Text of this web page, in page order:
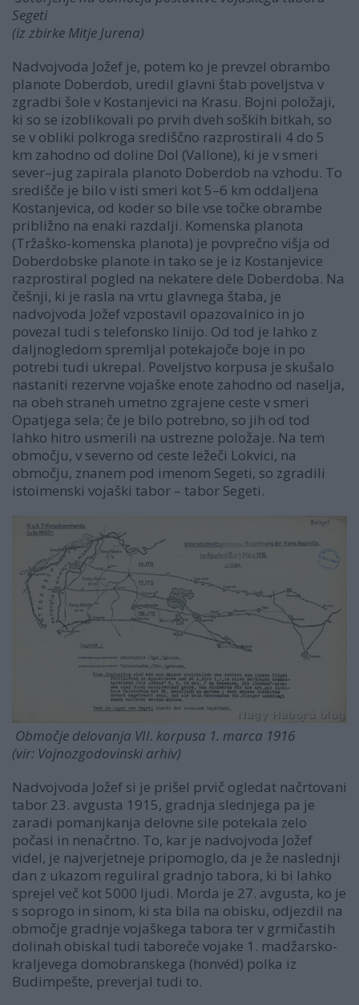
Segeti
(iz zbirke Mitje Jurena)
Nadvojvoda Jožef je, potem ko je prevzel obrambo
planote Doberdob, uredil glavni štab poveljstva v
zgradbi šole v Kostanjevici na Krasu. Bojni položaji,
ki so se izoblikovali po prvih dveh soških bitkah, so
se v obliki polkroga središčno razprostirali 4 do 5
km zahodno od doline Dol (Vallone), ki je v smeri
sever–jug zapirala planoto Doberdob na vzhodu. To
središče je bilo v isti smeri kot 5–6 km oddaljena
Kostanjevica, od koder so bile vse točke obrambe
približno na enaki razdalji. Komenska planota
(Tržaško-komenska planota) je povprečno višja od
Doberdobske planote in tako se je iz Kostanjevice
razprostiral pogled na nekatere dele Doberdoba. Na
češnji, ki je rasla na vrtu glavnega štaba, je
nadvojvoda Jožef vzpostavil opazovalnico in jo
povezal tudi s telefonsko linijo. Od tod je lahko z
daljnogledom spremljal potekajoče boje in po
potrebi tudi ukrepal. Poveljstvo korpusa je skušalo
nastaniti rezervne vojaške enote zahodno od naselja,
na obeh straneh umetno zgrajene ceste v smeri
Opatjega sela; če je bilo potrebno, so jih od tod
lahko hitro usmerili na ustrezne položaje. Na tem
območju, v severno od ceste ležeči Lokvici, na
območju, znanem pod imenom Segeti, so zgradili
istoimenski vojaški tabor – tabor Segeti.
Območje delovanja VII. korpusa 1. marca 1916
(vir: Vojnozgodovinski arhiv)
Nadvojvoda Jožef si je prišel prvič ogledat načrtovani
tabor 23. avgusta 1915, gradnja slednjega pa je
zaradi pomanjkanja delovne sile potekala zelo
počasi in nenačrtno. To, kar je nadvojvoda Jožef
videl, je najverjetneje pripomoglo, da je že naslednji
dan z ukazom reguliral gradnjo tabora, ki bi lahko
sprejel več kot 5000 ljudi. Morda je 27. avgusta, ko je
s soprogo in sinom, ki sta bila na obisku, odjezdil na
območje gradnje vojaškega tabora ter v grmičastih
dolinah obiskal tudi taboreče vojake 1. madžarsko-
kraljevega domobranskega (honvéd) polka iz
Budimpešte, preverjal tudi to.